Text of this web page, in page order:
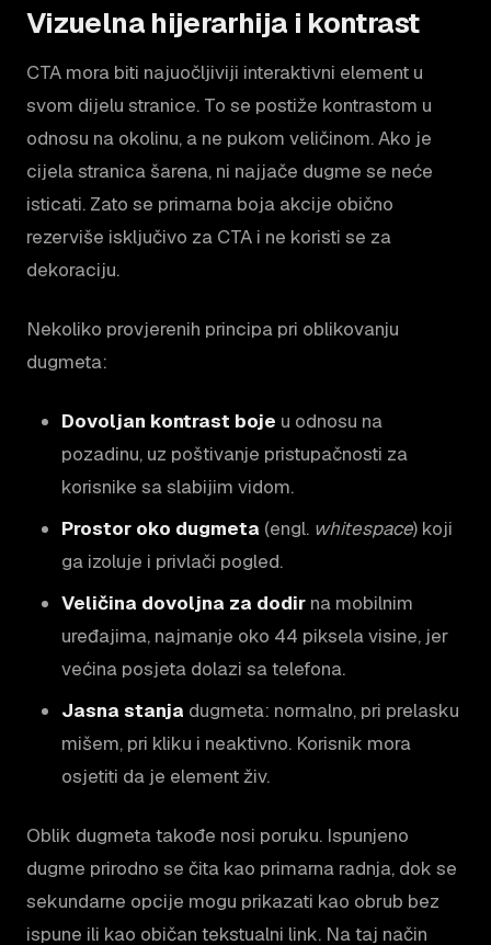
Vizuelna hijerarhija i kontrast
CTA mora biti najuočljiviji interaktivni element u
svom dijelu stranice. To se postiže kontrastom u
odnosu na okolinu, a ne pukom veličinom. Ako je
cijela stranica šarena, ni najjače dugme se neće
isticati. Zato se primarna boja akcije obično
rezerviše isključivo za CTA i ne koristi se za
dekoraciju.
Nekoliko provjerenih principa pri oblikovanju
dugmeta:
Dovoljan kontrast boje u odnosu na
pozadinu, uz poštivanje pristupačnosti za
korisnike sa slabijim vidom.
Prostor oko dugmeta (engl. whitespace) koji
ga izoluje i privlači pogled.
Veličina dovoljna za dodir na mobilnim
uređajima, najmanje oko 44 piksela visine, jer
većina posjeta dolazi sa telefona.
Jasna stanja dugmeta: normalno, pri prelasku
mišem, pri kliku i neaktivno. Korisnik mora
osjetiti da je element živ.
Oblik dugmeta takođe nosi poruku. Ispunjeno
dugme prirodno se čita kao primarna radnja, dok se
sekundarne opcije mogu prikazati kao obrub bez
ispune ili kao običan tekstualni link. Na taj način